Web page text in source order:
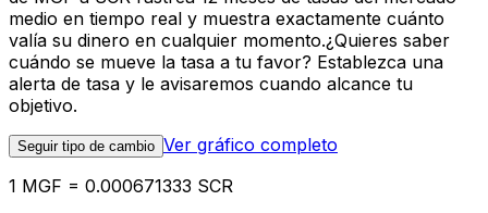
medio en tiempo real y muestra exactamente cuánto
valía su dinero en cualquier momento.¿Quieres saber
cuándo se mueve la tasa a tu favor? Establezca una
alerta de tasa y le avisaremos cuando alcance tu
objetivo.
Seguir tipo de cambio Ver gráfico completo
1 MGF = 0.000671333 SCR